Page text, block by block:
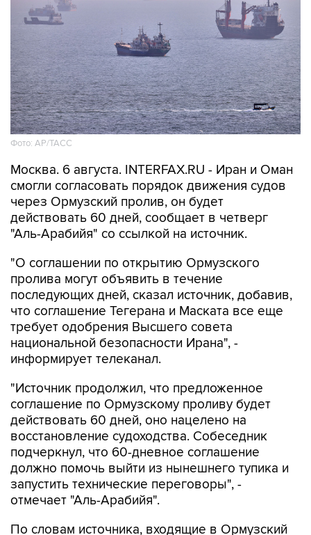
Фото: AP/ТАСС
Москва. 6 августа. INTERFAX.RU - Иран и Оман
смогли согласовать порядок движения судов
через Ормузский пролив, он будет
действовать 60 дней, сообщает в четверг
"Аль-Арабийя" со ссылкой на источник.
"О соглашении по открытию Ормузского
пролива могут объявить в течение
последующих дней, сказал источник, добавив,
что соглашение Тегерана и Маската все еще
требует одобрения Высшего совета
национальной безопасности Ирана", -
информирует телеканал.
"Источник продолжил, что предложенное
соглашение по Ормузскому проливу будет
действовать 60 дней, оно нацелено на
восстановление судоходства. Собеседник
подчеркнул, что 60-дневное соглашение
должно помочь выйти из нынешнего тупика и
запустить технические переговоры", -
отмечает "Аль-Арабийя".
По словам источника, входящие в Ормузский